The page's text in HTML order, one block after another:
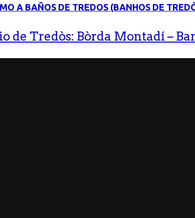
de Tredòs: Bòrda Montadí –